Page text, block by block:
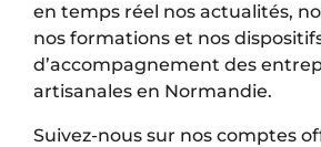
en temps réel nos actualités,
nos formations et nos
d’accompagnement des
artisanales en Normandie.
Suivez-nous sur nos comptes